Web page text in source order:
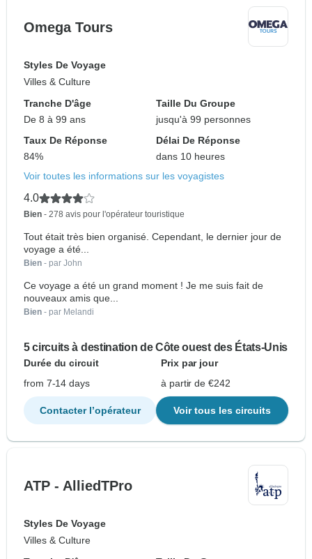
Omega Tours
Styles De Voyage
Villes & Culture
Tranche D'âge
De 8 à 99 ans
Taille Du Groupe
jusqu'à 99 personnes
Taux De Réponse
84%
Délai De Réponse
dans 10 heures
Voir toutes les informations sur les voyagistes
4.0
Bien - 278 avis pour l'opérateur touristique
Tout était très bien organisé. Cependant, le dernier jour de
voyage a été...
Bien - par John
Ce voyage a été un grand moment ! Je me suis fait de
nouveaux amis que...
Bien - par Melandi
5 circuits à destination de Côte ouest des États-Unis
Durée du circuit
Prix par jour
from 7-14 days
à partir de €242
Contacter l’opérateur Voir tous les circuits
ATP - AlliedTPro
Styles De Voyage
Villes & Culture